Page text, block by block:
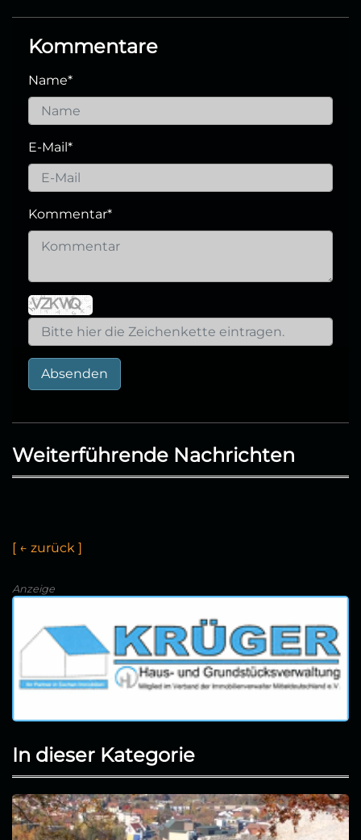
Kommentare
Name*
E-Mail *
Kommentar*
Absenden
Weiterführende Nachrichten
[ ← z u rück ]
Anzeige
In dieser Kategorie